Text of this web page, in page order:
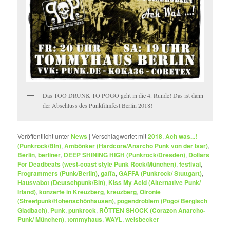
Das TOO DRUNK TO POGO geht in die 4. Runde! Das ist dann
der Abschluss des Punkfilmfest Berlin 2018!
Veröffentlicht unterNews |Verschlagwortet mit2018,Ach was...!
(Punkrock/Bln),Ambönker (Hardcore/Anarcho Punk von der Isar),
Berlin,berliner, DEEP SHINING HIGH (Punkrock/Dresden), Dollars
For Deadbeats (west-coast style Punk Rock/München),festival,
Frogrammers (Punk/Berlin),gaffa,GAFFA (Punkrock/ Stuttgart),
Hausvabot (Deutschpunk/Bln), Kiss My Acid (Alternative Punk/
Irland),konzerte in Kreuzberg,kreuzberg,Oironie
(Streetpunk/Hohenschönhausen),pogendroblem (Pogo/ Bergisch
Gladbach), Punk,punkrock, RÖTTEN SHOCK (Corazon Anarcho-
Punk/ München),tommyhaus,WAYL,weisbecker